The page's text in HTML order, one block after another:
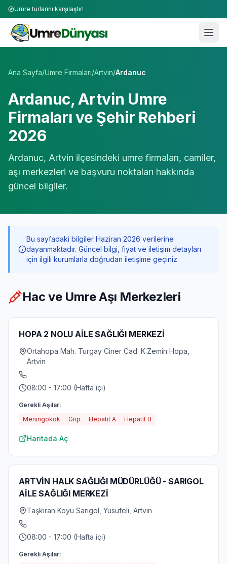
Umre turlarını karşılaştır!
Ana Sayfa/Umre Firmalari/Artvin/Ardanuc
Ardanuc,Artvin Umre
Firmaları ve Şehir Rehberi
2026
Ardanuc, Artvin ilçesindeki umre firmaları, camiler,
aşı merkezleri ve başvuru noktaları hakkında
güncel bilgiler.
Bu sayfadaki bilgiler Haziran 2026 verilerine
dayanmaktadır. Güncel bilgi, fiyat ve iletişim detayları
için ilgili kurumlarla doğrudan iletişime geçiniz.
Hac ve Umre Aşı Merkezleri
HOPA 2 NOLU AİLE SAĞLIĞI MERKEZİ
Ortahopa Mah. Turgay Ciner Cad. K:Zemin Hopa,
Artvin
08:00 - 17:00 (Hafta içi)
Gerekli Aşılar:
Meningokok
Grip Hepatit A Hepatit B
Haritada Aç
ARTVİN HALK SAĞLIĞI MÜDÜRLÜĞÜ - SARIGOL
AİLE SAĞLIĞI MERKEZİ
Taşkıran Koyu Sarıgol, Yusufeli, Artvin
08:00 - 17:00 (Hafta içi)
Gerekli Aşılar: